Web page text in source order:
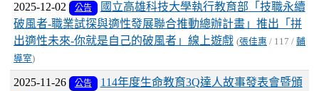
2025-12-02 公告
國立高雄科技大學執行教育部「技職永續
破風者-職業試探與適性發展聯合推動總辦計畫」推出「拼
出適性未來-你就是自己的破風者」線上遊戲 (張佳惠 / 117 / 輔
導室)
2025-11-26 公告
114年度生命教育3Q達人故事發表會暨頒